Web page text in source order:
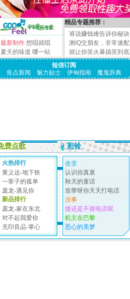
最新制作 想唱就唱
夏天的味道 哪一站
精品专题推荐：
谁说赚钱难告诉你秘诀
测IQ交朋友，非常速配
就让你笑火暴搞笑到底
短信订阅
焦点新闻
魅力贴士 伊甸指南 魔鬼辞典